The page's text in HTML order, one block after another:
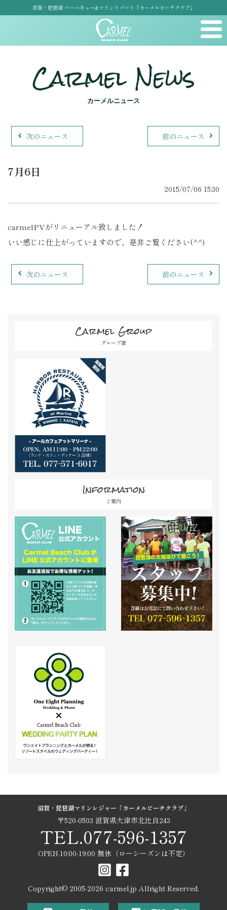
滋賀・琵琶湖 バーベキュー&マリンリゾート「カーメルビーチクラブ」
Carmel News
カーメルニュース
次のニュース 前のニュース
7月6日
2015/07/06 15:30
carmelPVがリニューアル致しました！
いい感じに仕上がっていますので、是非ご覧ください(^^)
次のニュース 前のニュース
Carmel Group
グループ店
Information
ご案内
滋賀・琵琶湖マリンレジャー「カーメルビーチクラブ」
〒520-0503 滋賀県大津市北比良243
TEL.077-596-1357
OPEN.10:00-19:00 無休（ローシーズンは不定）
Copyright© 2005-2026 carmel.jp Allright Reserved.